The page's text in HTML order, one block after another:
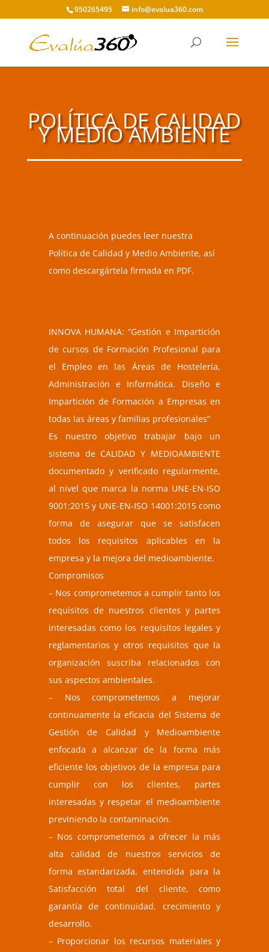
950265495 info@evalua360.com
POLÍTICA DE CALIDAD
Y MEDIO AMBIENTE
A continuación puedes leer nuestra
Política de Calidad y Medio Ambiente, así
como descargártela firmada en PDF.
INNOVA HUMANA: “Gestión e Impartición
de cursos de Formación Profesional para
el Empleo en las Áreas de Hostelería,
Administración e Informática. Diseño e
Impartición de Formación a Empresas en
todas las áreas y familias profesionales”
Es nuestro objetivo trabajar bajo un
sistema de CALIDAD Y MEDIOAMBIENTE
documentado y verificado regularmente,
al nivel que marca la norma UNE-EN-ISO
9001:2015 y UNE-EN-ISO 14001:2015 como
forma de asegurar que se satisfacen
todos los requisitos aplicables en la
empresa y la mejora del medioambiente.
Compromisos
– Nos comprometemos a cumplir tanto los
requisitos de nuestros clientes y partes
interesadas como los requisitos legales y
reglamentarios y otros requisitos que la
organización suscriba relacionados con
sus aspectos ambientales.
– Nos comprometemos a mejorar
continuamente la eficacia del Sistema de
Gestión de Calidad y Medioambiente
enfocada a alcanzar de la forma más
eficiente los objetivos de la empresa para
cumplir con los clientes, partes
interesadas y respetar el medioambiente
previniendo la contaminación.
– Nos comprometemos a ofrecer la más
alta calidad de nuestros servicios de
forma estandarizada, entendida para la
Satisfacción total del cliente, como
garantía de continuidad, crecimiento y
desarrollo.
– Proporcionar los recursos materiales y